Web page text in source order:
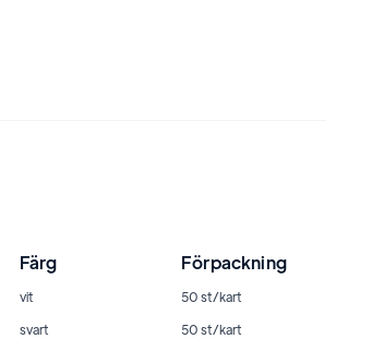
Färg Förpackning
vit
50 st/kart
svart
50 st/kart